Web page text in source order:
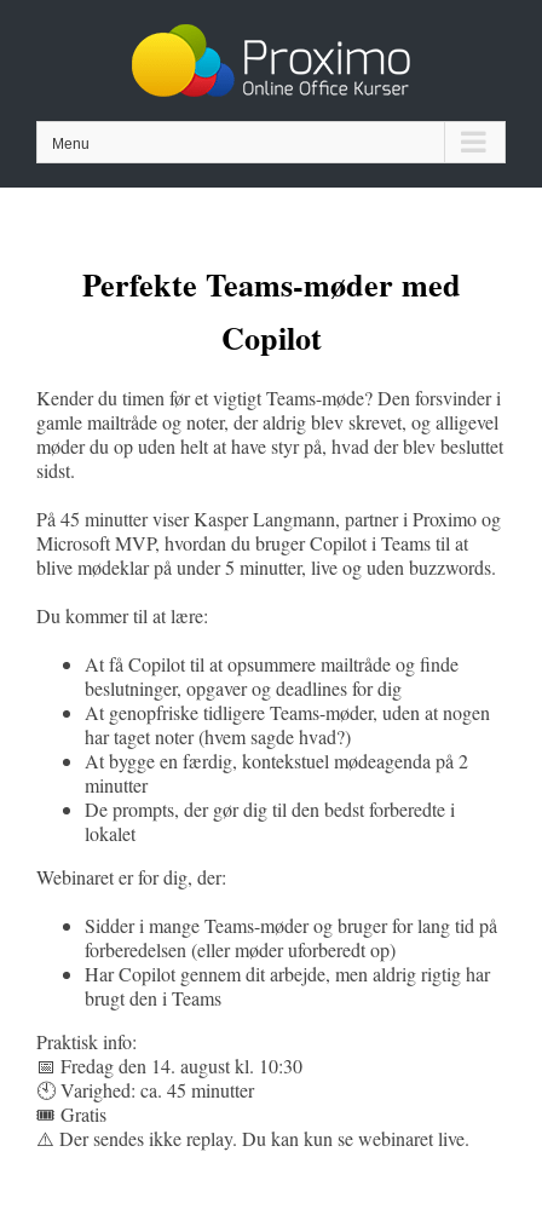
Menu
Perfekte Teams-møder med
Copilot
Kender du timen før et vigtigt Teams-møde? Den forsvinder i
gamle mailtråde og noter, der aldrig blev skrevet, og alligevel
møder du op uden helt at have styr på, hvad der blev besluttet
sidst.
På 45 minutter viser Kasper Langmann, partner i Proximo og
Microsoft MVP, hvordan du bruger Copilot i Teams til at
blive mødeklar på under 5 minutter, live og uden buzzwords.
Du kommer til at lære:
At få Copilot til at opsummere mailtråde og finde
beslutninger, opgaver og deadlines for dig
At genopfriske tidligere Teams-møder, uden at nogen
har taget noter (hvem sagde hvad?)
At bygge en færdig, kontekstuel mødeagenda på 2
minutter
De prompts, der gør dig til den bedst forberedte i
lokalet
Webinaret er for dig, der:
Sidder i mange Teams-møder og bruger for lang tid på
forberedelsen (eller møder uforberedt op)
Har Copilot gennem dit arbejde, men aldrig rigtig har
brugt den i Teams
Praktisk info:
📅 Fredag den 14. august kl. 10:30
🕙 Varighed: ca. 45 minutter
🎟️ Gratis
⚠️ Der sendes ikke replay. Du kan kun se webinaret live.